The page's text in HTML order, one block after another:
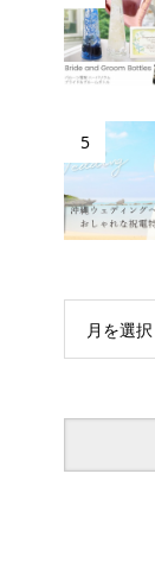
5
月を選択